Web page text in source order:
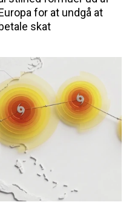
for at undgå at
skat